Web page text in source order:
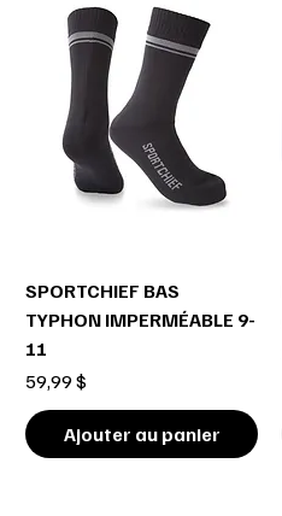
SPORTCHIEF BAS
TYPHON IMPERMÉABLE 9-
11
Prix
59,99 $
Ajouter au panier